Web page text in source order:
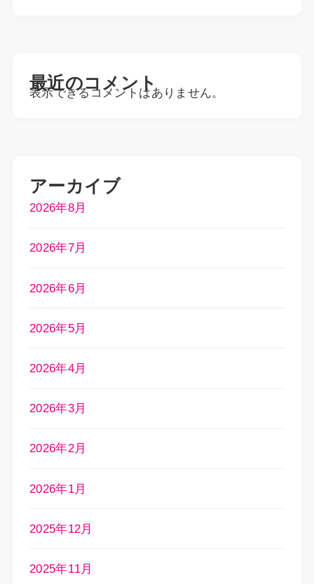
最近のコメント
表示できるコメントはありません。
アーカイブ
2026年8月
2026年7月
2026年6月
2026年5月
2026年4月
2026年3月
2026年2月
2026年1月
2025年12月
2025年11月